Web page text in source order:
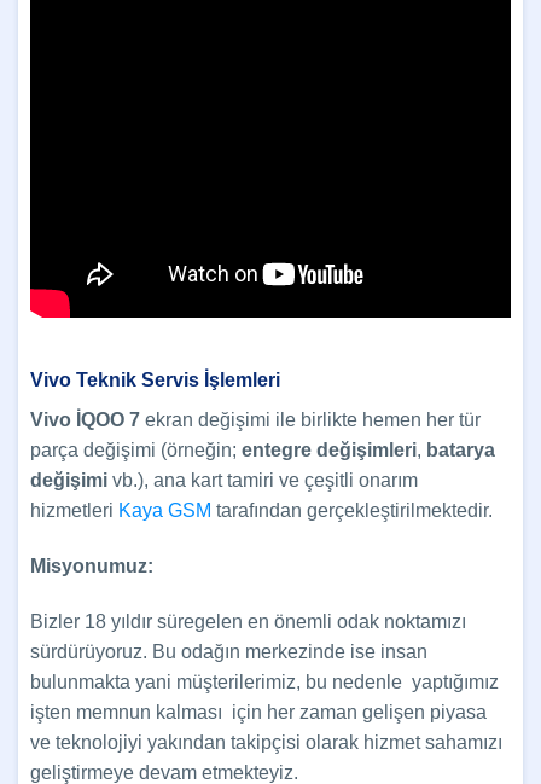
Vivo Teknik Servis İşlemleri
Vivo İQOO 7 ekran değişimi ile birlikte hemen her tür
parça değişimi (örneğin; entegre değişimleri, batarya
değişimi vb.), ana kart tamiri ve çeşitli onarım
hizmetleri Kaya GSM tarafından gerçekleştirilmektedir.
Misyonumuz:
Bizler 18 yıldır süregelen en önemli odak noktamızı
sürdürüyoruz. Bu odağın merkezinde ise insan
bulunmakta yani müşterilerimiz, bu nedenle yaptığımız
işten memnun kalması için her zaman gelişen piyasa
ve teknolojiyi yakından takipçisi olarak hizmet sahamızı
geliştirmeye devam etmekteyiz.